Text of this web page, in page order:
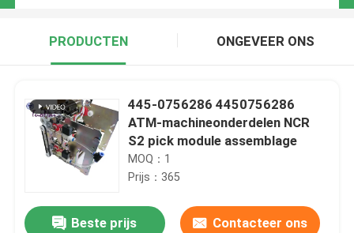
PRODUCTEN ONGEVEER ONS
445-0756286 4450756286
ATM-machineonderdelen NCR
S2 pick module assemblage
MOQ：1
Prijs：365
Beste prijs Contacteer ons